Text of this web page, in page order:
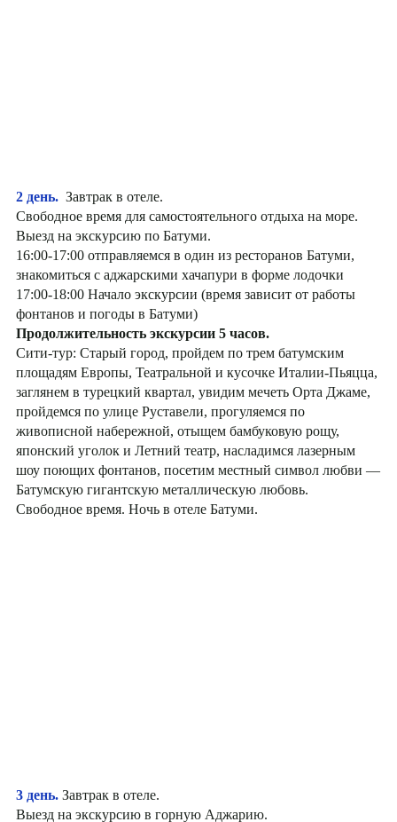
2 день. Завтрак в отеле.
Свободное время для самостоятельного отдыха на море.
Выезд на экскурсию по Батуми.
16:00-17:00 отправляемся в один из ресторанов Батуми,
знакомиться с аджарскими хачапури в форме лодочки
17:00-18:00 Начало экскурсии (время зависит от работы
фонтанов и погоды в Батуми)
Продолжительность экскурсии 5 часов.
Сити-тур: Старый город, пройдем по трем батумским
площадям Европы, Театральной и кусочке Италии-Пьяцца,
заглянем в турецкий квартал, увидим мечеть Орта Джаме,
пройдемся по улице Руставели, прогуляемся по
живописной набережной, отыщем бамбуковую рощу,
японский уголок и Летний театр, насладимся лазерным
шоу поющих фонтанов, посетим местный символ любви —
Батумскую гигантскую металлическую любовь.
Свободное время. Ночь в отеле Батуми.
3 день. Завтрак в отеле.
Выезд на экскурсию в горную Аджарию.